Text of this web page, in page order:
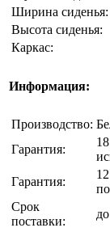
Ширина сиденья:
Высота сиденья:
Каркас:
Информация:
Производство:
Гарантия:
Гарантия:
Срок
поставки: